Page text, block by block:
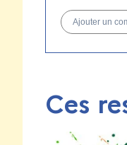
Ajouter un
Ces